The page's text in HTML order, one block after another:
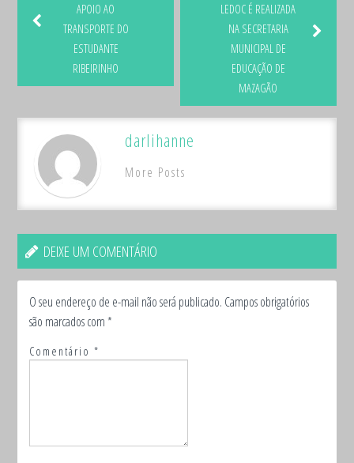
APOIO AO
TRANSPORTE DO
ESTUDANTE
RIBEIRINHO
LEDOC É REALIZADA
NA SECRETARIA
MUNICIPAL DE
EDUCAÇÃO DE
MAZAGÃO
darlihanne
More Posts
DEIXE UM COMENTÁRIO
O seu endereço de e-mail não será publicado. Campos obrigatórios
são marcados com *
Comentário*